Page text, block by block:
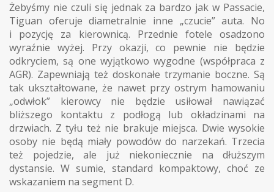
Żebyśmy nie czuli się jednak za bardzo jak w Passacie,
Tiguan oferuje diametralnie inne „czucie” auta. No
i pozycję za kierownicą. Przednie fotele osadzono
wyraźnie wyżej. Przy okazji, co pewnie nie będzie
odkryciem, są one wyjątkowo wygodne (współpraca z
AGR). Zapewniają też doskonałe trzymanie boczne. Są
tak ukształtowane, że nawet przy ostrym hamowaniu
„odwłok” kierowcy nie będzie usiłował nawiązać
bliższego kontaktu z podłogą lub okładzinami na
drzwiach. Z tyłu też nie brakuje miejsca. Dwie wysokie
osoby nie będą miały powodów do narzekań. Trzecia
też pojedzie, ale już niekoniecznie na dłuższym
dystansie. W sumie, standard kompaktowy, choć ze
wskazaniem na segment D.